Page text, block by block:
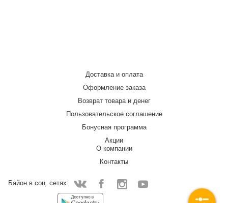
Доставка и оплата
Оформление заказа
Возврат товара и денег
Пользовательское соглашение
Бонусная программа
Акции
О компании
Контакты
Байон в соц. сетях:
VkontakteFacebook